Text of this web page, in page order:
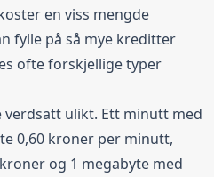
en viss mengde
fylle på så mye kreditter
ofte forskjellige typer
verdsatt ulikt. Ett minutt med
0,60 kroner per minutt,
og 1 megabyte med